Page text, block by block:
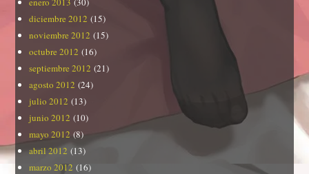
diciembre 2012 (15)
noviembre 2012 (15)
octubre 2012 (16)
septiembre 2012 (21)
agosto 2012 (24)
julio 2012 (13)
junio 2012 (10)
mayo 2012 (8)
abril 2012 (13)
marzo 2012 (16)